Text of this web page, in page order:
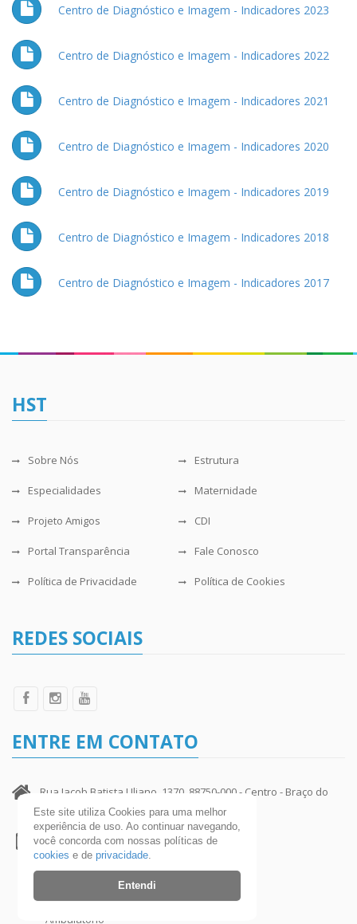
Centro de Diagnóstico e Imagem - Indicadores 2023
Centro de Diagnóstico e Imagem - Indicadores 2022
Centro de Diagnóstico e Imagem - Indicadores 2021
Centro de Diagnóstico e Imagem - Indicadores 2020
Centro de Diagnóstico e Imagem - Indicadores 2019
Centro de Diagnóstico e Imagem - Indicadores 2018
Centro de Diagnóstico e Imagem - Indicadores 2017
HST
Sobre Nós Estrutura
Especialidades Maternidade
Projeto Amigos CDI
Portal Transparência Fale Conosco
Política de Privacidade Política de Cookies
REDES SOCIAIS
ENTRE EM CONTATO
Rua Jacob Batista Uliano, 1370, 88750-000 - Centro - Braço do
Norte - SC
(48) 3658-9400 Central Telefônica
- Geral
- Ambulatório
Este site utiliza Cookies para uma melhor
experiência de uso. Ao continuar navegando,
você concorda com nossas políticas de
cookies e deprivacidade
Entendi